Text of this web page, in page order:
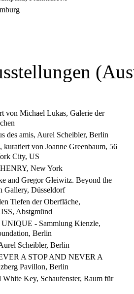
von Michael Lukas, Galerie der
des amis, Aurel Scheibler, Berlin
von Joanne Greenbaum, 56
City, US
New York
and Gregor Gleiwitz. Beyond the
Gallery, Düsseldorf
Tiefen der Oberfläche,
Abstgmünd
- Sammlung Kienzle,
Berlin
Scheibler, Berlin
A STOP AND NEVER A
Pavillon, Berlin
Key, Schaufenster, Raum für